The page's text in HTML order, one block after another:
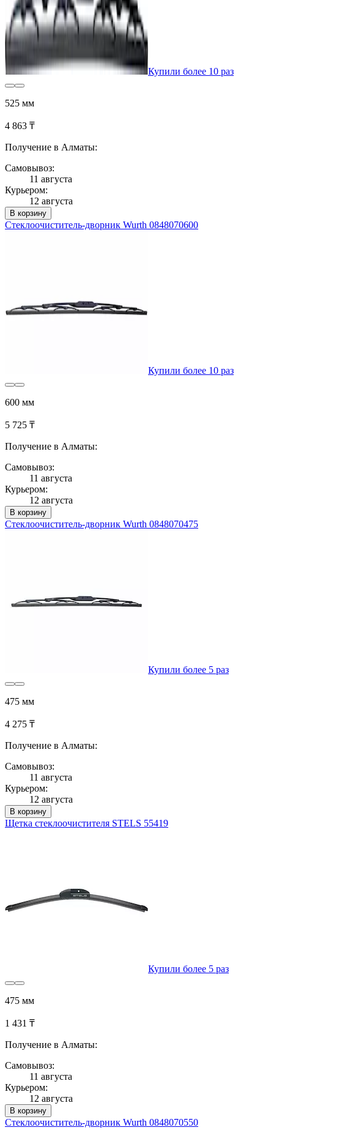
Купили более 10 раз
525 мм
4 863 ₸
Получение в Алматы:
Самовывоз:
11 августа
Курьером:
12 августа
В корзину
Стеклоочиститель-дворник Wurth 0848070600
Купили более 10 раз
600 мм
5 725 ₸
Получение в Алматы:
Самовывоз:
11 августа
Курьером:
12 августа
В корзину
Стеклоочиститель-дворник Wurth 0848070475
Купили более 5 раз
475 мм
4 275 ₸
Получение в Алматы:
Самовывоз:
11 августа
Курьером:
12 августа
В корзину
Щетка стеклоочистителя STELS 55419
Купили более 5 раз
475 мм
1 431 ₸
Получение в Алматы:
Самовывоз:
11 августа
Курьером:
12 августа
В корзину
Стеклоочиститель-дворник Wurth 0848070550